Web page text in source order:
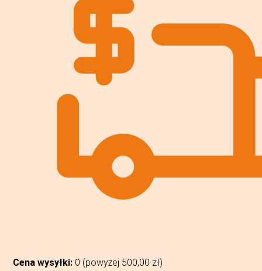
Cena wysyłki: 0 (powyżej 500,00 zł)